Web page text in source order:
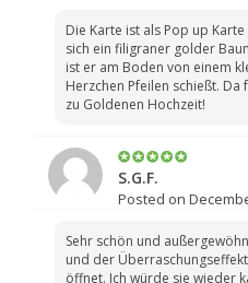
Die Karte ist als Pop up
sich ein filigraner golder
ist er am Boden von einem
Herzchen Pfeilen schießt.
zu Goldenen Hochzeit!
S.G.F.
Posted on
Sehr schön und
und der
öffnet. Ich würde sie wieder